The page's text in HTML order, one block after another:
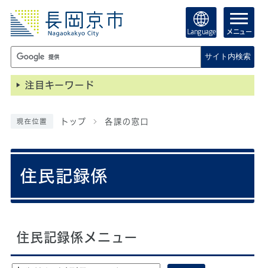
Language メニュー
サイト内検索
注目キーワード
現在位置 トップ 各課の窓口
住民記録係
住民記録係メニュー